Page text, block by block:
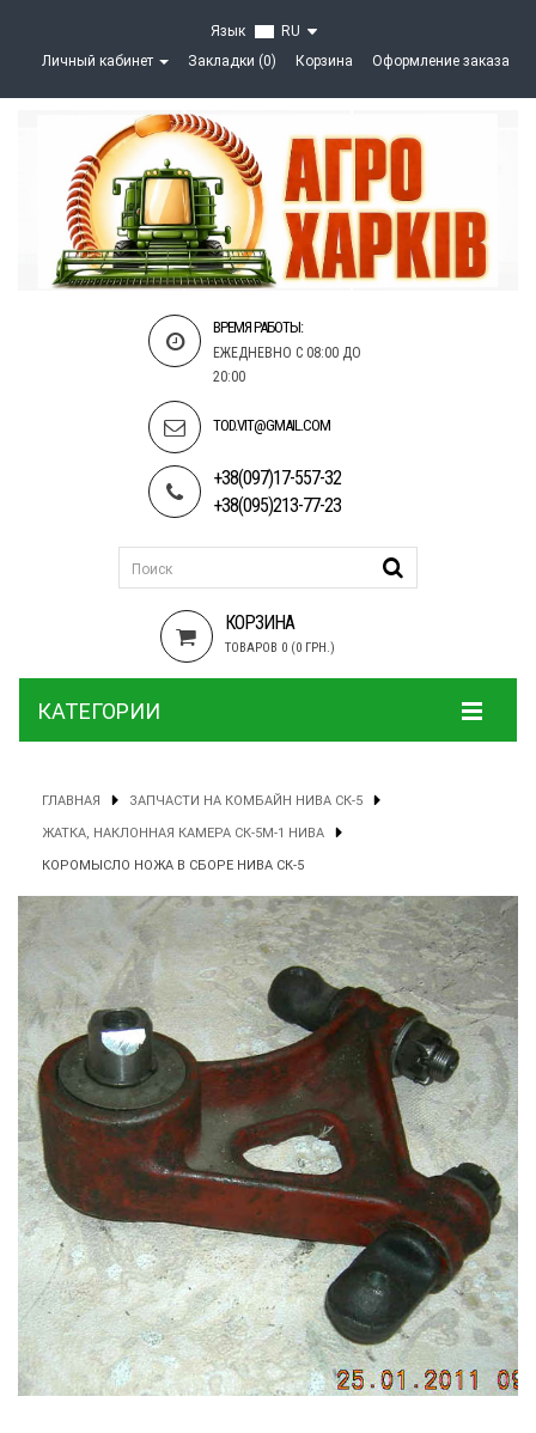
Язык
RU
Личный кабинет
Закладки (0) Корзина Оформление заказа
ВРЕМЯ РАБОТЫ:
ЕЖЕДНЕВНО С 08:00 ДО
20:00
TOD.VIT@GMAIL.COM
+38(097)17-557-32
+38(095)213-77-23
КОРЗИНА
ТОВАРОВ 0 (0 ГРН.)
КАТЕГОРИИ
ГЛАВНАЯ ЗАПЧАСТИ НА КОМБАЙН НИВА СК-5
ЖАТКА, НАКЛОННАЯ КАМЕРА СК-5М-1 НИВА
КОРОМЫСЛО НОЖА В СБОРЕ НИВА СК-5